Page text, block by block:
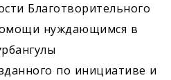
Благотворительного
нуждающимся в
по инициативе и